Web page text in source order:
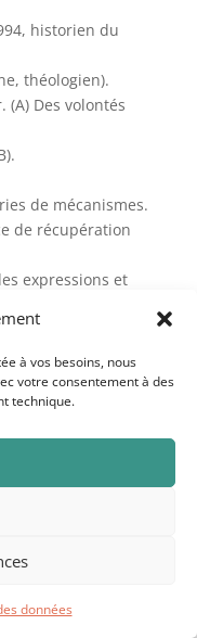
à vos besoins, nous
votre consentement à des
technique.
données
historien du
théologien).
(A) Des volontés
de mécanismes.
de récupération
expressions et
ou qui étaient
personnels et
soi-même en
c’est nécessaire.
ou bien